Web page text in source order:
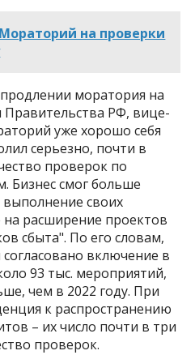
Мораторий на проверки
моратория на
Правительства РФ, вице-
уже хорошо себя
серьезно, почти в
проверок по
Бизнес смог больше
выполнение своих
на расширение проектов
сбыта". По его словам,
включение в
93 тыс. мероприятий,
чем в 2022 году. При
к распространению
– их число почти в три
проверок.